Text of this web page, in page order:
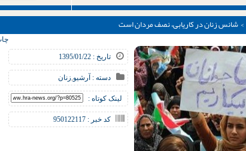
> شانس زنان در کاریابی، نصف مردان است
تاریخ : 1395/01/22
دسته : آرشیو,زنان
لینک کوتاه :
کد خبر : 950122117